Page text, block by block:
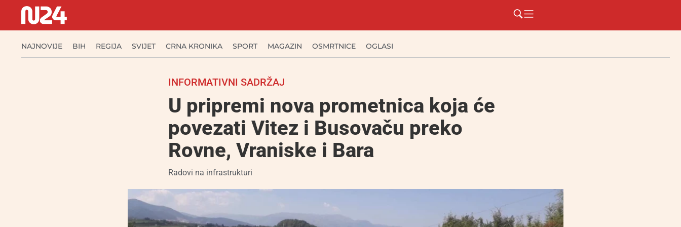
NAJNOVIJE BIH REGIJA SVIJET CRNA KRONIKA SPORT MAGAZIN OSMRTNICE OGLASI
INFORMATIVNI SADRŽAJ
U pripremi nova prometnica koja će
povezati Vitez i Busovaču preko
Rovne, Vraniske i Bara
Radovi na infrastrukturi